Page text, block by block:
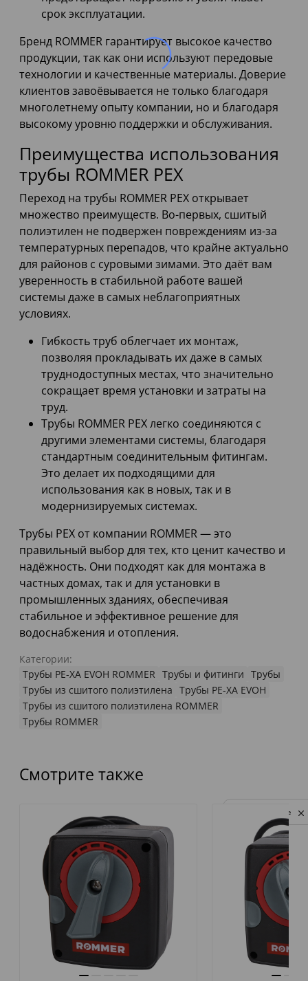
срок эксплуатации.
Бренд ROMMER гарантирует высокое качество
продукции, так как они используют передовые
технологии и качественные материалы. Доверие
клиентов завоёвывается не только благодаря
многолетнему опыту компании, но и благодаря
высокому уровню поддержки и обслуживания.
Преимущества использования
трубы ROMMER PEX
Переход на трубы ROMMER PEX открывает
множество преимуществ. Во-первых, сшитый
полиэтилен не подвержен повреждениям из-за
температурных перепадов, что крайне актуально
для районов с суровыми зимами. Это даёт вам
уверенность в стабильной работе вашей
системы даже в самых неблагоприятных
условиях.
Гибкость труб облегчает их монтаж,
позволяя прокладывать их даже в самых
труднодоступных местах, что значительно
сокращает время установки и затраты на
труд.
Трубы ROMMER PEX легко соединяются с
другими элементами системы, благодаря
стандартным соединительным фитингам.
Это делает их подходящими для
использования как в новых, так и в
модернизируемых системах.
Трубы PEX от компании ROMMER — это
правильный выбор для тех, кто ценит качество и
надёжность. Они подходят как для монтажа в
частных домах, так и для установки в
промышленных зданиях, обеспечивая
стабильное и эффективное решение для
водоснабжения и отопления.
Категории:
Трубы PE-XA EVOH ROMMER Трубы и фитинги Трубы
Трубы из сшитого полиэтилена Трубы PE-XA EVOH
Трубы из сшитого полиэтилена ROMMER
Трубы ROMMER
Смотрите также
Privacy notice